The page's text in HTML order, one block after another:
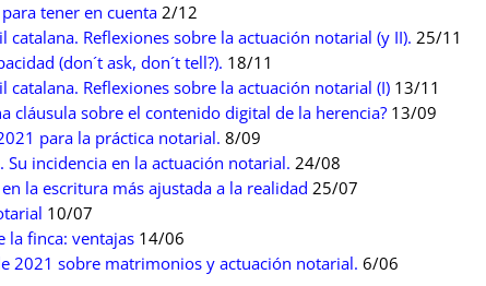
tener en cuenta2/12
Reflexiones sobre la actuación notarial (y II). 25/11
(don´t ask, don´t tell?). 18/11
Reflexiones sobre la actuación notarial (I) 13/11
cláusula sobre el contenido digital de la herencia? 13/09
para la práctica notarial. 8/09
incidencia en la actuación notarial. 24/08
la escritura más ajustada a la realidad 25/07
10/07
la finca: ventajas 14/06
2021 sobre matrimonios y actuación notarial. 6/06